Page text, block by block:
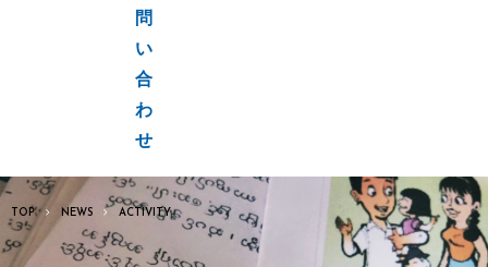
問
い
合
わ
せ
TOP NEWS ACTIVITY